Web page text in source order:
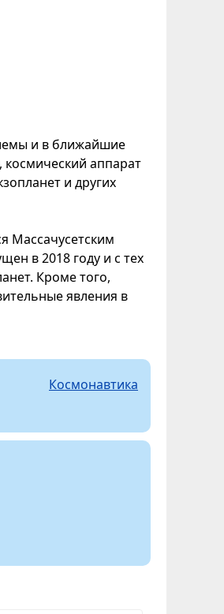
и в ближайшие
аппарат
и других
Массачусетским
в 2018 году и с тех
Кроме того,
явления в
Космонавтика